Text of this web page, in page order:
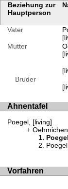
Beziehung zur
Hauptperson
Vater
Mutter
Bruder
Ahnentafel
Poegel, [living]
Vorfahren